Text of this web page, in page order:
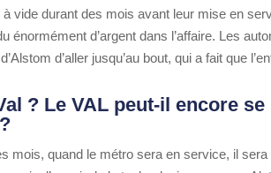
à vide durant des mois avant leur mise en
énormément d’argent dans l’affaire. Les
d’aller jusqu’au bout, qui a fait que
? Le VAL peut-il encore
mois, quand le métro sera en service, il